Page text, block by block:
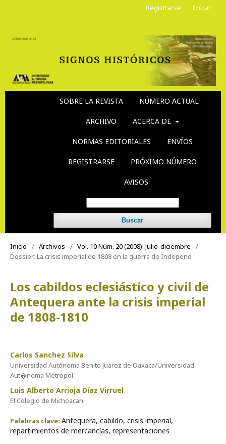
SOBRE LA REVISTA NÚMERO ACTUAL
ARCHIVO ACERCA DE
NORMAS EDITORIALES ENVÍOS
REGISTRARSE PRÓXIMO NÚMERO
AVISOS
Buscar
Registrarse Entrar
Inicio / Archivos / Vol. 10 Núm. 20 (2008): julio-diciembre
/
Dossier: La crisis imperial de 1808 en la guerra de Independ
Los cabildos eclesiástico y civil de
Antequera ante la crisis imperial
de 1808-1810
Carlos Sanchez Silva
Universidad Autónoma Benito Juárez de Oaxaca/Universidad
Aut�noma Metropol
Luis Alberto Arrioja Díaz Virruel
El Colegio de Michoacan
Palabras clave: Antequera, cabildo, crisis imperial,
repartimientos de mercancías, representaciones